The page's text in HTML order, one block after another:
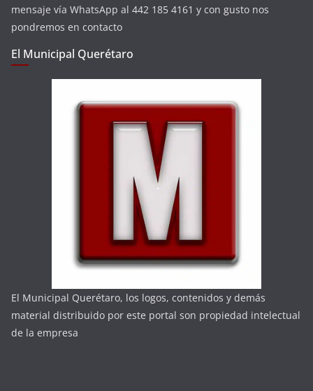
mensaje vía WhatsApp al 442 185 4161 y con gusto nos
pondremos en contacto
El Municipal Querétaro
El Municipal Querétaro, los logos, contenidos y demás
material distribuido por este portal son propiedad intelectual
de la empresa